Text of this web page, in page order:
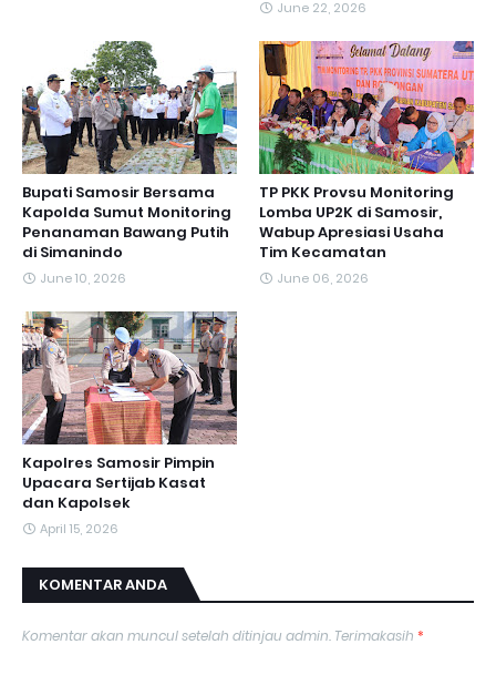
June 22, 2026
Bupati Samosir Bersama
Kapolda Sumut Monitoring
Penanaman Bawang Putih
di Simanindo
June 10, 2026
TP PKK Provsu Monitoring
Lomba UP2K di Samosir,
Wabup Apresiasi Usaha
Tim Kecamatan
June 06, 2026
Kapolres Samosir Pimpin
Upacara Sertijab Kasat
dan Kapolsek
April 15, 2026
KOMENTAR ANDA
Komentar akan muncul setelah ditinjau admin. Terimakasih *